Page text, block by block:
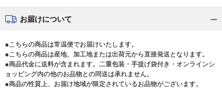
お届けについて
●こちらの商品は常温便でお届けいたします。
●こちらの商品は産地、加工地または出荷元から直接発送となります。
●商品代金に送料が含まれます。二重包装・手提げ袋付き・オンラインシ
ョッピング内の他のお品物との同送は承れません。
●商品の性質上、お届け地域が限定されているお品物がございます。